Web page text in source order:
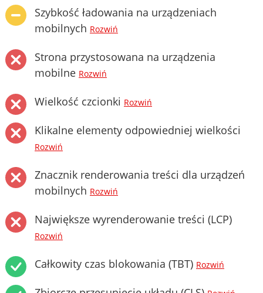
Szybkość ładowania na urządzeniach
mobilnych Rozwiń
Strona przystosowana na urządzenia
mobilne Rozwiń
Wielkość czcionki Rozwiń
Klikalne elementy odpowiedniej wielkości
Rozwiń
Znacznik renderowania treści dla urządzeń
mobilnych Rozwiń
Największe wyrenderowanie treści (LCP)
Rozwiń
Całkowity czas blokowania (TBT) Rozwiń